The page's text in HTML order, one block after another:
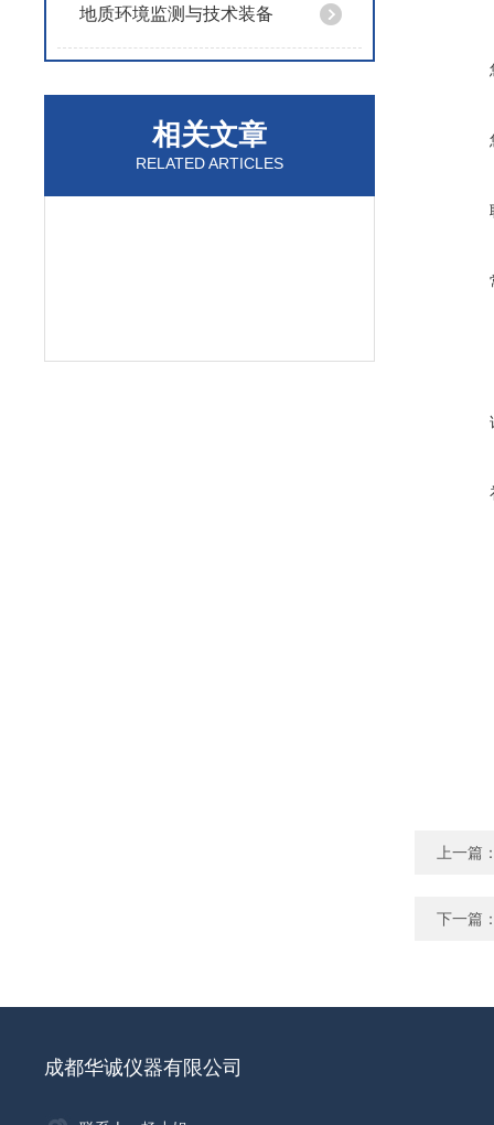
地质环境监测与技术装备
相关文章
RELATED ARTICLES
上一篇
下一篇
成都华诚仪器有限公司